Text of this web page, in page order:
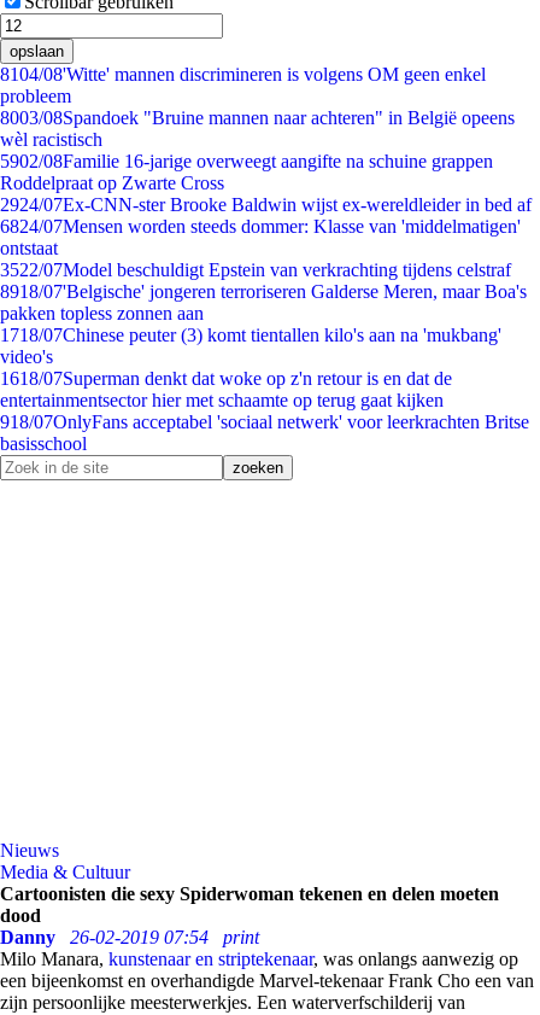
opslaan
8104/08'Witte' mannen discrimineren is volgens OM geen enkel
probleem
8003/08Spandoek "Bruine mannen naar achteren" in België opeens
wèl racistisch
5902/08Familie 16-jarige overweegt aangifte na schuine grappen
Roddelpraat op Zwarte Cross
2924/07Ex-CNN-ster Brooke Baldwin wijst ex-wereldleider in bed af
6824/07Mensen worden steeds dommer: Klasse van 'middelmatigen'
ontstaat
3522/07Model beschuldigt Epstein van verkrachting tijdens celstraf
8918/07'Belgische' jongeren terroriseren Galderse Meren, maar Boa's
pakken topless zonnen aan
1718/07Chinese peuter (3) komt tientallen kilo's aan na 'mukbang'
video's
1618/07Superman denkt dat woke op z'n retour is en dat de
entertainmentsector hier met schaamte op terug gaat kijken
918/07OnlyFans acceptabel 'sociaal netwerk' voor leerkrachten Britse
basisschool
Nieuws
Media & Cultuur
Cartoonisten die sexy Spiderwoman tekenen en delen moeten
dood
Danny
26-02-2019 07:54
print
Milo Manara, kunstenaar en striptekenaar, was onlangs aanwezig op
een bijeenkomst en overhandigde Marvel-tekenaar Frank Cho een van
zijn persoonlijke meesterwerkjes. Een waterverfschilderij van